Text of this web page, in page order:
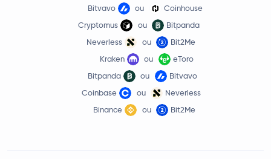
Bitvavo
ou
Coinhouse
Cryptomus
ou
Bitpanda
Neverless
ou
Bit2Me
Kraken
ou
eToro
Bitpanda
ou
Bitvavo
Coinbase
ou
Neverless
Binance
ou Bit2Me